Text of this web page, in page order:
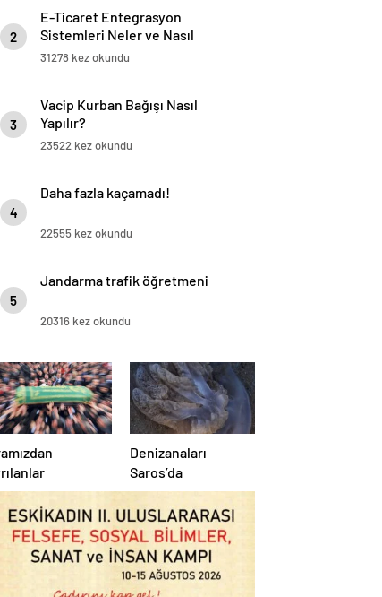
2
E-Ticaret Entegrasyon
Sistemleri Neler ve Nasıl
Yapılır?
31278 kez okundu
3
Vacip Kurban Bağışı Nasıl
Yapılır?
23522 kez okundu
4
Daha fazla kaçamadı!
22555 kez okundu
5
Jandarma trafik öğretmeni
20316 kez okundu
Denizanaları
Saros’da